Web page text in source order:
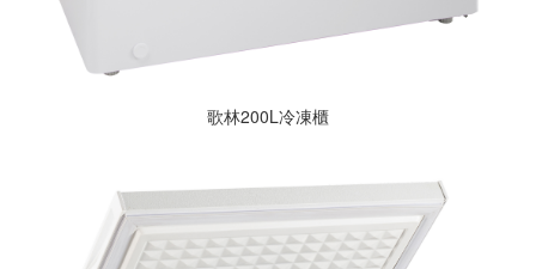
歌林200L冷凍櫃